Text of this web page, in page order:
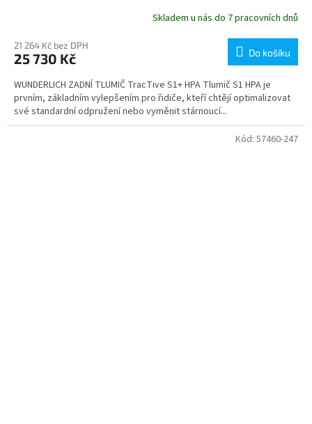
Skladem u nás do 7 pracovních dnů
21 264 Kč bez DPH
25 730 Kč Do košíku
WUNDERLICH ZADNÍ TLUMIČ TracTive S1+ HPA Tlumič S1 HPA je
prvním, základním vylepšením pro řidiče, kteří chtějí optimalizovat
své standardní odpružení nebo vyměnit stárnoucí...
Kód: 57460-247